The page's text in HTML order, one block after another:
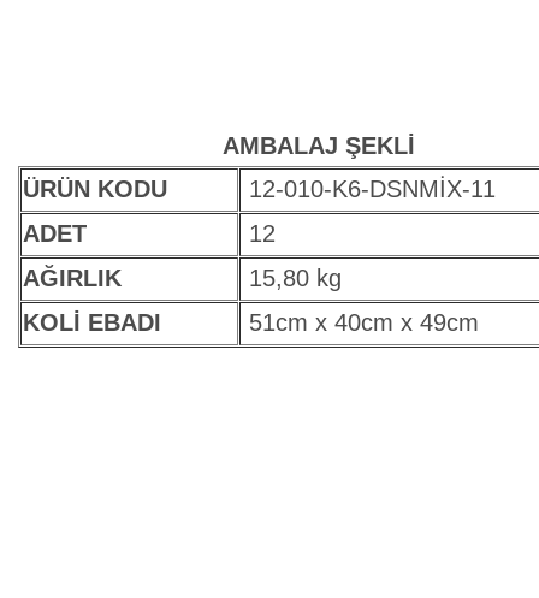
AMBALAJ ŞEKLİ
ÜRÜN KODU
12-010-K6-DSNMİX-11
ADET
12
AĞIRLIK
15,80 kg
KOLİ EBADI
51cm x 40cm x 49cm